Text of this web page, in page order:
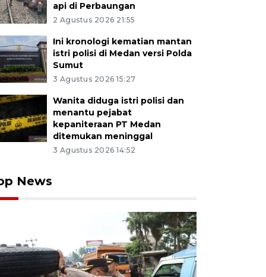
api di Perbaungan
2 Agustus 2026 21:55
Ini kronologi kematian mantan
istri polisi di Medan versi Polda
Sumut
3 Agustus 2026 15:27
Wanita diduga istri polisi dan
menantu pejabat
kepaniteraan PT Medan
ditemukan meninggal
3 Agustus 2026 14:52
News